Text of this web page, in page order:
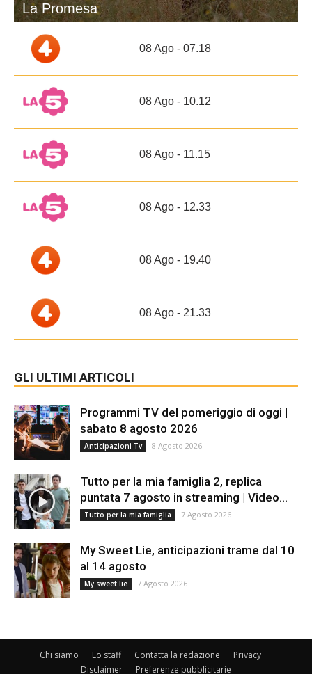
La Promesa
08 Ago - 07.18
08 Ago - 10.12
08 Ago - 11.15
08 Ago - 12.33
08 Ago - 19.40
08 Ago - 21.33
GLI ULTIMI ARTICOLI
Programmi TV del pomeriggio di oggi |
sabato 8 agosto 2026
Anticipazioni Tv 8 Agosto 2026
Tutto per la mia famiglia 2, replica
puntata 7 agosto in streaming | Video...
Tutto per la mia famiglia 7 Agosto 2026
My Sweet Lie, anticipazioni trame dal 10
al 14 agosto
My sweet lie 7 Agosto 2026
Chi siamo Lo staff Contatta la redazione
Privacy
Disclaimer
Preferenze pubblicitarie